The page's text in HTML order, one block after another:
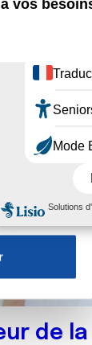
des
que de
de
la
près
lasection «
cookies.
que
de